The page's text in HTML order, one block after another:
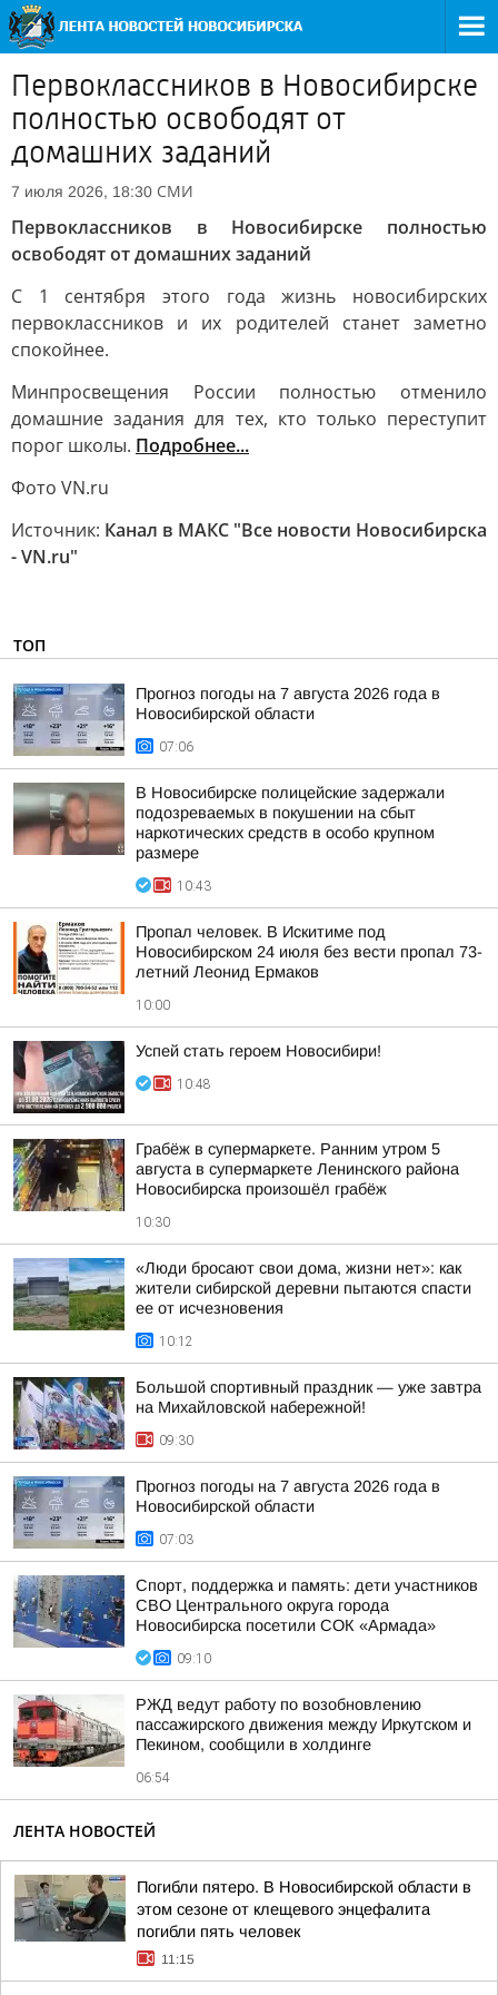
Первоклассников в Новосибирске
полностью освободят от
домашних заданий
7 июля 2026, 18:30 СМИ
Первоклассников в Новосибирске полностью
освободят от домашних заданий
С 1 сентября этого года жизнь новосибирских
первоклассников и их родителей станет заметно
спокойнее.
Минпросвещения России полностью отменило
домашние задания для тех, кто только переступит
порог школы. Подробнее...
Фото VN.ru
Источник: Канал в МАКС "Все новости Новосибирска
- VN.ru"
ТОП
Прогноз погоды на 7 августа 2026 года в
Новосибирской области
07:06
В Новосибирске полицейские задержали
подозреваемых в покушении на сбыт
наркотических средств в особо крупном
размере
10:43
Пропал человек. В Искитиме под
Новосибирском 24 июля без вести пропал 73-
летний Леонид Ермаков
10:00
Успей стать героем Новосибири!
10:48
Грабёж в супермаркете. Ранним утром 5
августа в супермаркете Ленинского района
Новосибирска произошёл грабёж
10:30
«Люди бросают свои дома, жизни нет»: как
жители сибирской деревни пытаются спасти
ее от исчезновения
10:12
Большой спортивный праздник — уже завтра
на Михайловской набережной!
09:30
Прогноз погоды на 7 августа 2026 года в
Новосибирской области
07:03
Спорт, поддержка и память: дети участников
СВО Центрального округа города
Новосибирска посетили СОК «Армада»
09:10
РЖД ведут работу по возобновлению
пассажирского движения между Иркутском и
Пекином, сообщили в холдинге
06:54
ЛЕНТА НОВОСТЕЙ
Погибли пятеро. В Новосибирской области в
этом сезоне от клещевого энцефалита
погибли пять человек
11:15